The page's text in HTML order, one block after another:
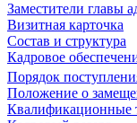
Заместители главы
Визитная карточка
Состав и структура
Кадровое
Порядок
Положение о
Квалификационные